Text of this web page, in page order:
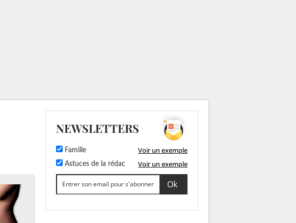
NEWSLETTERS
Famille Voir un exemple
Astuces de la rédac Voir un exemple